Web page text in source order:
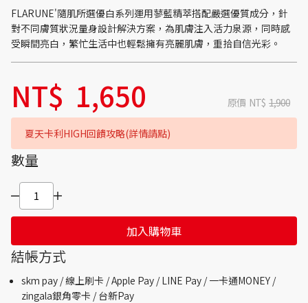
FLARUNE'隨肌所選優白系列運用蓼藍精萃搭配嚴選優質成分，針
對不同膚質狀況量身設計解決方案，為肌膚注入活力泉源，同時感
受瞬間亮白，繁忙生活中也輕鬆擁有亮麗肌膚，重拾自信光彩。
NT$ 1,650 原價 NT$ 1,900
夏天卡利HIGH回饋攻略(詳情請點)
數量
加入購物車
結帳方式
skm pay /線上刷卡 / Apple Pay /LINE Pay / 一卡通MONEY /
zingala銀角零卡 /台新Pay